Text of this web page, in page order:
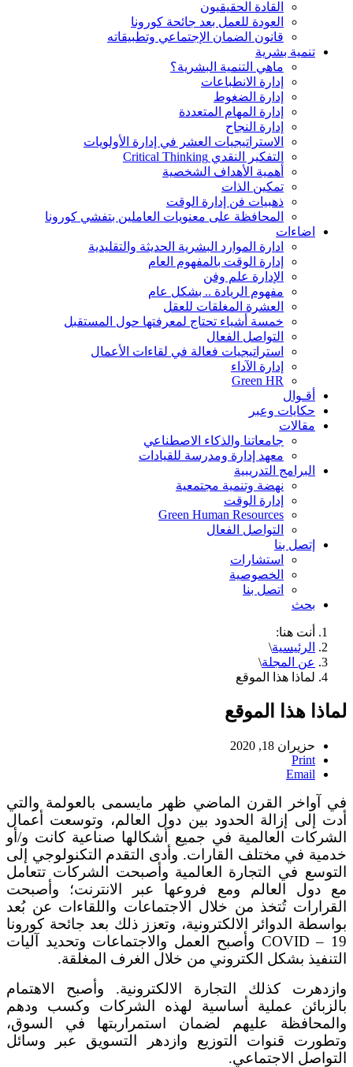
القادة الحقيقيون
العودة للعمل بعد جائحة كورونا
قانون الضمان الإجتماعي وتطبيقاته
تنمية بشرية
ماهي التنمية البشرية؟
إدارة الانطباعات
إدارة الضغوط
إدارة المهام المتعددة
إدارة النجاح
الاستراتيجيات العشر في إدارة الأولويات
التفكير النقدي Critical Thinking
أهمية الأهداف الشخصية
تمكين الذات
ذهبيات فن إدارة الوقت
المحافظة على معنويات العاملين بتفشي كورونا
اضاءات
ادارة الموارد البشرية الحديثة والتقليدية
إدارة الوقت بالمفهوم العام
الإدارة علم وفن
مفهوم الريادة .. بشكل عام
العشرة المغلقات للعقل
خمسة أشياء تحتاج لمعرفتها حول المستقبل
التواصل الفعال
استراتيجيات فعالة في لقاءات الأعمال
إدارة الآداء
Green HR
أقـوال
حكايات وعبر
مقالات
جامعاتنا والذكاء الاصطناعي
معهد إدارة ومدرسة للقيادات
البرامج التدريبية
نهضة وتنمية مجتمعية
إدارة الوقت
Green Human Resources
التواصل الفعال
إتصل بنا
استشارات
الخصوصية
اتصل بنا
بحث
أنت هنا:
الرئيسية\
عن المجلة\
لماذا هذا الموقع
لماذا هذا الموقع
حزيران 18, 2020
Print
Email
في آواخر القرن الماضي ظهر مايسمى بالعولمة والتي
أدت إلى إزالة الحدود بين دول العالم، وتوسعت أعمال
الشركات العالمية في جميع أشكالها صناعية كانت و/أو
خدمية في مختلف القارات. وأدى التقدم التكنولوجي إلى
التوسع في التجارة العالمية وأصبحت الشركات تتعامل
مع دول العالم ومع فروعها عبر الانترنت؛ وأصبحت
القرارات تُتخذ من خلال الاجتماعات واللقاءات عن بُعد
بواسطة الدوائر الالكترونية، وتعزز ذلك بعد جائحة كورونا
COVID – 19 وأصبح العمل والاجتماعات وتحديد آليات
التنفيذ بشكل الكتروني من خلال الغرف المغلقة.
وازدهرت كذلك التجارة الالكترونية. وأصبح الاهتمام
بالزبائن عملية أساسية لهذه الشركات وكسب ودهم
والمحافظة عليهم لضمان استمراربتها في السوق،
وتطورت قنوات التوزيع وازدهر التسويق عبر وسائل
التواصل الاجتماعي.